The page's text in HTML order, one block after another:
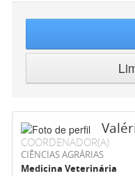
COORDENADOR(A)
CIÊNCIAS AGRÁRIAS
Medicina Veterinária